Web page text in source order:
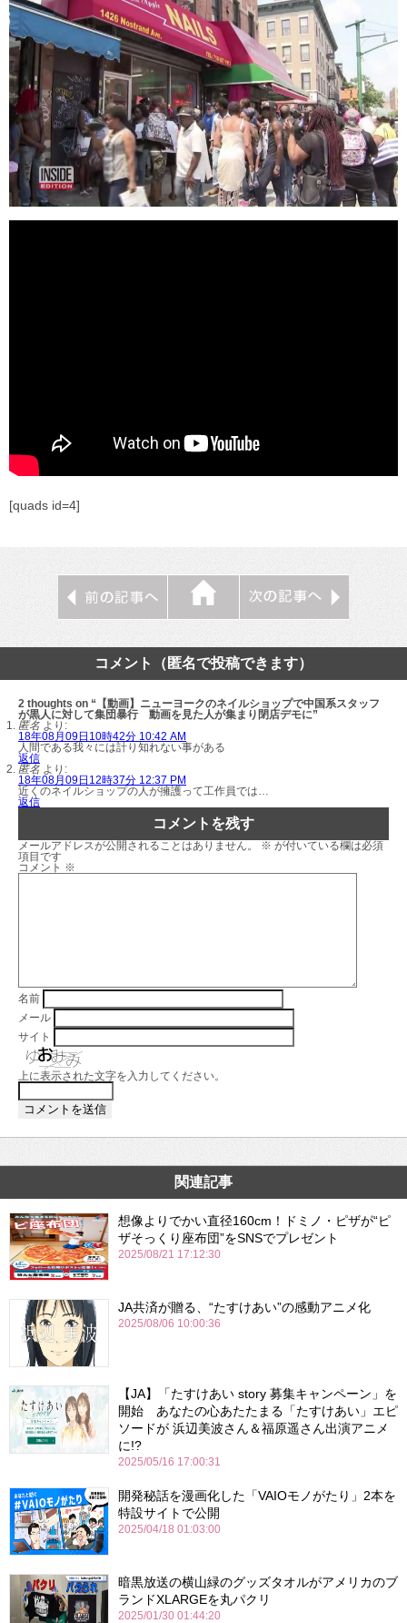
[quads id=4]
コメント（匿名で投稿できます）
2 thoughts on “【動画】ニューヨークのネイルショップで中国系スタッフ
が黒人に対して集団暴行 動画を見た人が集まり閉店デモに”
匿名 より:
18年08月09日10時42分 10:42 AM
人間である我々には計り知れない事がある
返信
匿名 より:
18年08月09日12時37分 12:37 PM
近くのネイルショップの人が擁護って工作員では…
返信
コメントを残す
メールアドレスが公開されることはありません。 ※ が付いている欄は必須
項目です
コメント ※
名前
メール
サイト
上に表示された文字を入力してください。
関連記事
想像よりでかい直径160cm！ドミノ・ピザが“ピ
ザそっくり座布団”をSNSでプレゼント
2025/08/21 17:12:30
JA共済が贈る、“たすけあい”の感動アニメ化
2025/08/06 10:00:36
【JA】「たすけあい story 募集キャンペーン」を
開始 あなたの心あたたまる「たすけあい」エピ
ソードが 浜辺美波さん＆福原遥さん出演アニメ
に!?
2025/05/16 17:00:31
開発秘話を漫画化した「VAIOモノがたり」2本を
特設サイトで公開
2025/04/18 01:03:00
暗黒放送の横山緑のグッズタオルがアメリカのブ
ランドXLARGEを丸パクリ
2025/01/30 01:44:20